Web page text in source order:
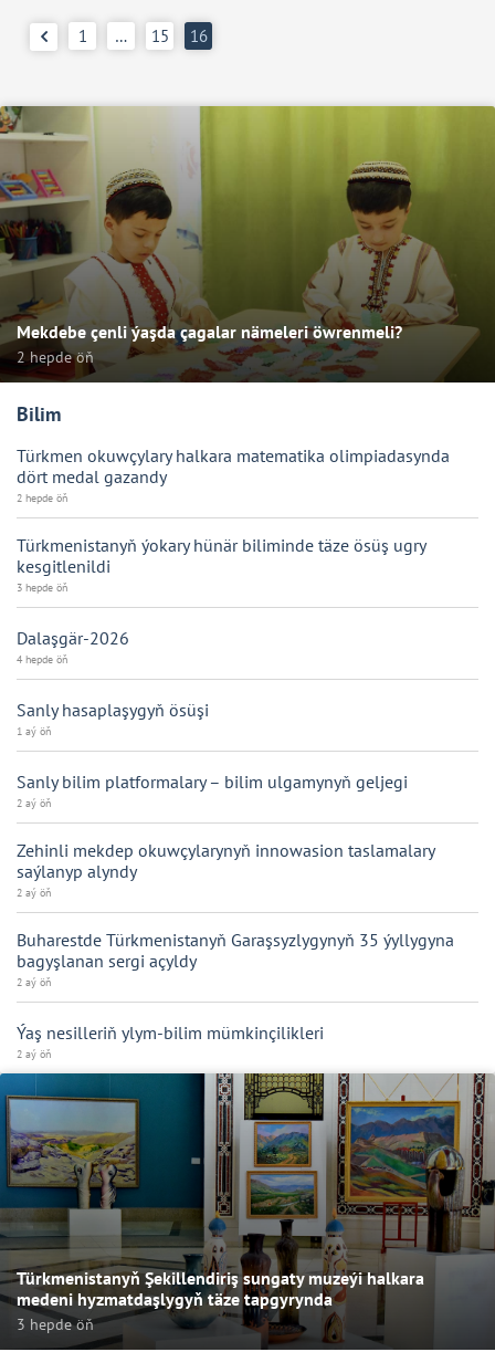
1 … 15 16
Mekdebe çenli ýaşda çagalar nämeleri öwrenmeli?
2 hepde öň
Bilim
Türkmen okuwçylary halkara matematika olimpiadasynda
dört medal gazandy
2 hepde öň
Türkmenistanyň ýokary hünär biliminde täze ösüş ugry
kesgitlenildi
3 hepde öň
Dalaşgär-2026
4 hepde öň
Sanly hasaplaşygyň ösüşi
1 aý öň
Sanly bilim platformalary – bilim ulgamynyň geljegi
2 aý öň
Zehinli mekdep okuwçylarynyň innowasion taslamalary
saýlanyp alyndy
2 aý öň
Buharestde Türkmenistanyň Garaşsyzlygynyň 35 ýyllygyna
bagyşlanan sergi açyldy
2 aý öň
Ýaş nesilleriň ylym-bilim mümkinçilikleri
2 aý öň
Türkmenistanyň Şekillendiriş sungaty muzeýi halkara
medeni hyzmatdaşlygyň täze tapgyrynda
3 hepde öň